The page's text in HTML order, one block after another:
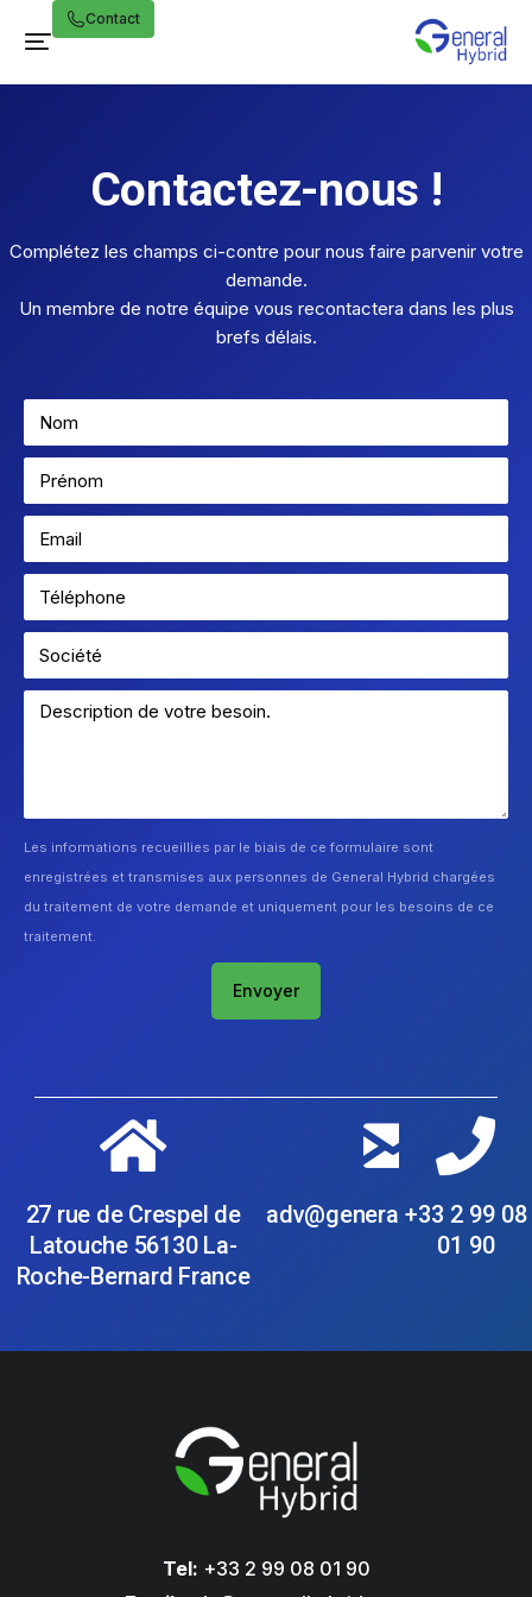
Contact
Contactez-nous !
Complétez les champs ci-contre pour nous faire parvenir votre
demande.
Un membre de notre équipe vous recontactera dans les plus
brefs délais.
Les informations recueillies par le biais de ce formulaire sont
enregistrées et transmises aux personnes de General Hybrid chargées
du traitement de votre demande et uniquement pour les besoins de ce
traitement.
Envoyer
27 rue de Crespel de
Latouche 56130 La-
Roche-Bernard France
adv@generalhybrid.com
+33 2 99 08
01 90
Tel: +33 2 99 08 01 90